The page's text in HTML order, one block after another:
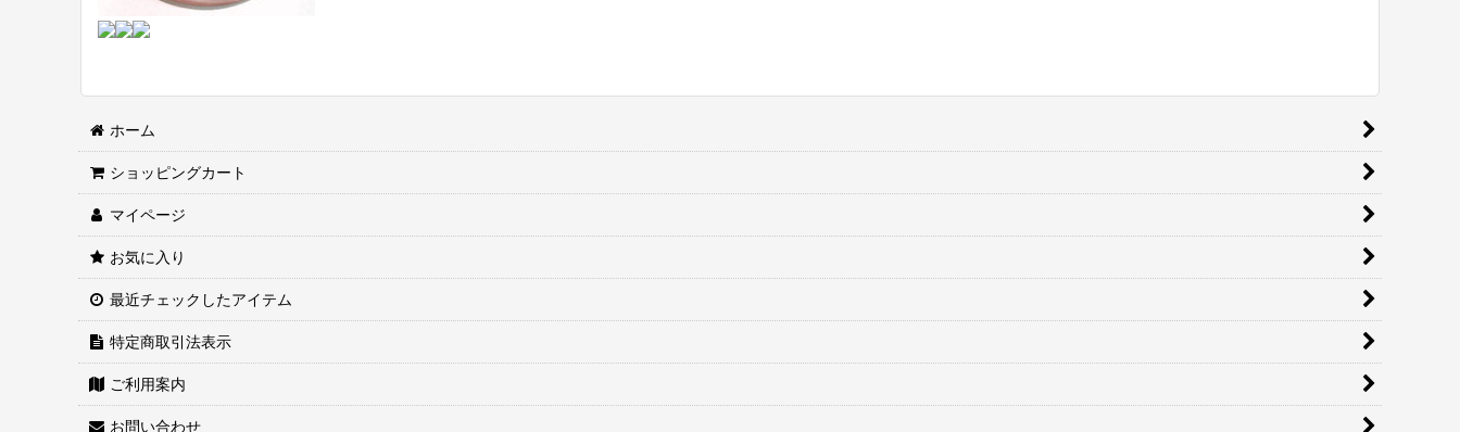
ホーム
ショッピングカート
マイページ
お気に入り
最近チェックしたアイテム
特定商取引法表示
ご利用案内
お問い合わせ